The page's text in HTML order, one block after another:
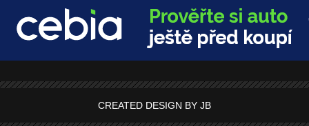
CREATED DESIGN BY JB